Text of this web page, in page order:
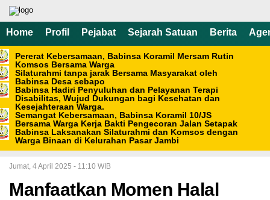
Home Profil Pejabat Sejarah Satuan Berita
Pererat Kebersamaan, Babinsa Koramil Mersam Rutin
Komsos Bersama Warga
Silaturahmi tanpa jarak Bersama Masyarakat oleh
Babinsa Desa sebapo
Babinsa Hadiri Penyuluhan dan Pelayanan Terapi
Disabilitas, Wujud Dukungan bagi Kesehatan dan
Kesejahteraan Warga.
Semangat Kebersamaan, Babinsa Koramil 10/JS
Bersama Warga Kerja Bakti Pengecoran Jalan Setapak
Babinsa Laksanakan Silaturahmi dan Komsos dengan
Warga Binaan di Kelurahan Pasar Jambi
Home /Berita
Jumat, 4 April 2025 - 11:10 WIB
Manfaatkan Momen Halal